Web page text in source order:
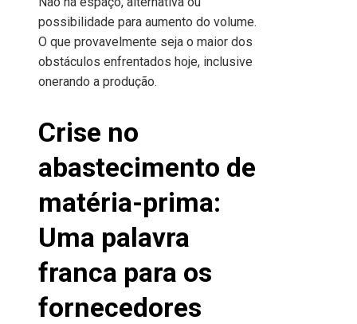
possibilidade para aumento do volume.
O que provavelmente seja o maior dos
obstáculos enfrentados hoje, inclusive
onerando a produção.
Crise no
abastecimento de
matéria-prima:
Uma palavra
franca para os
fornecedores